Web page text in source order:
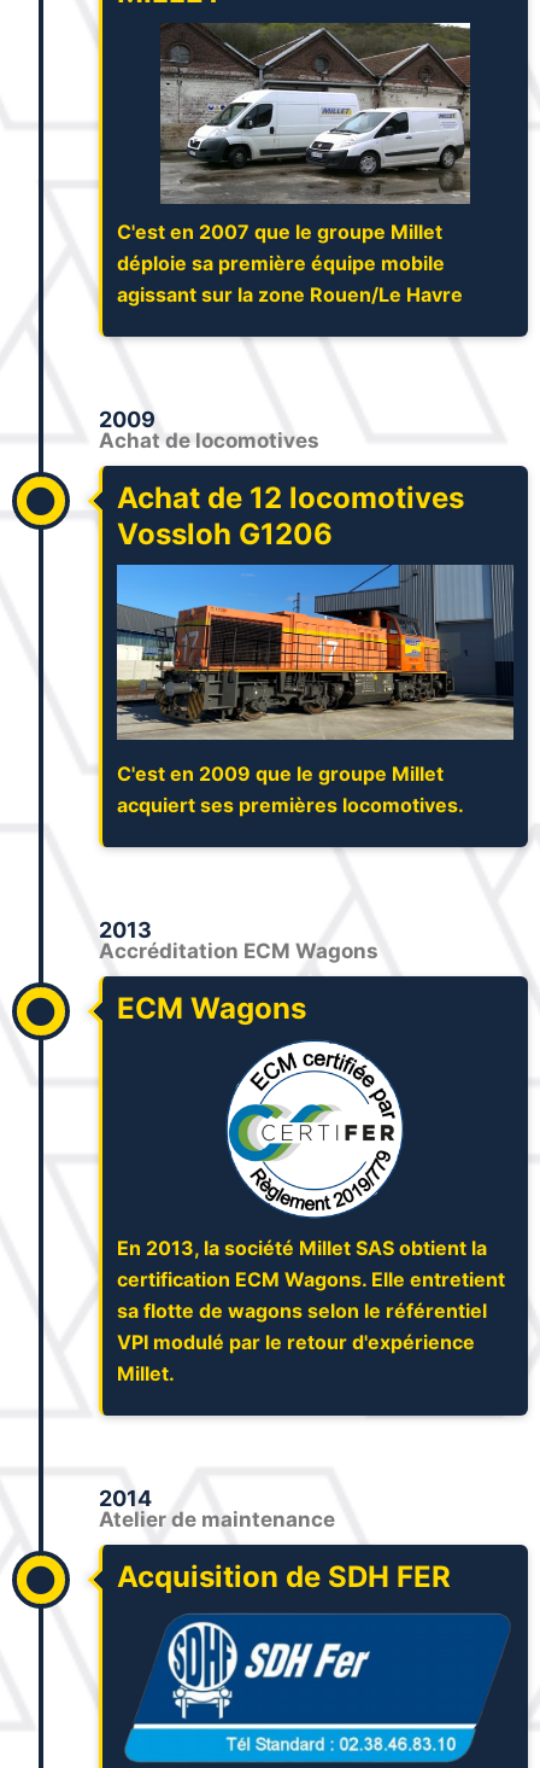
C'est en 2007 que le groupe Millet
déploie sa première équipe mobile
agissant sur la zone Rouen/Le Havre
2009
Achat de locomotives
Achat de 12 locomotives
Vossloh G1206
C'est en 2009 que le groupe Millet
acquiert ses premières locomotives.
2013
Accréditation ECM Wagons
ECM Wagons
En 2013, la société Millet SAS obtient la
certification ECM Wagons. Elle entretient
sa flotte de wagons selon le référentiel
VPI modulé par le retour d'expérience
Millet.
2014
Atelier de maintenance
Acquisition de SDH FER